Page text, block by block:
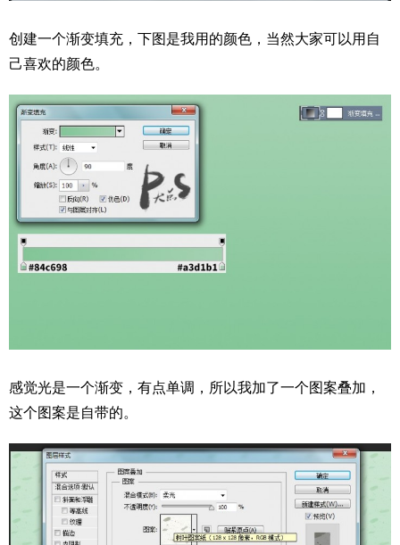
创建一个渐变填充，下图是我用的颜色，当然大家可以用自
己喜欢的颜色。
感觉光是一个渐变，有点单调，所以我加了一个图案叠加，
这个图案是自带的。